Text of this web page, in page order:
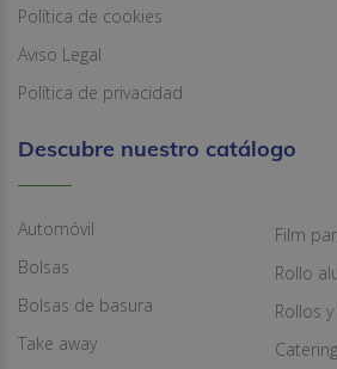
Política de cookies
Aviso Legal
Política de privacidad
Descubre nuestro catálogo
Automóvil
Bolsas
Bolsas de basura
Take away
Film
Rollo
Rollos
Catering